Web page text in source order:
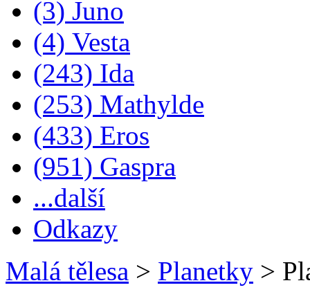
(3) Juno
(4) Vesta
(243) Ida
(253) Mathylde
(433) Eros
(951) Gaspra
...další
Odkazy
Malá tělesa > Planetky >